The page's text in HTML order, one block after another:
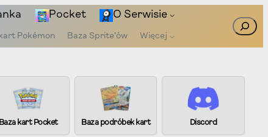
Pocket O Serwisie
Pokémon Baza Sprite’ów Więcej
Szukaj
Baza kart Pocket Baza podróbek kart Discord